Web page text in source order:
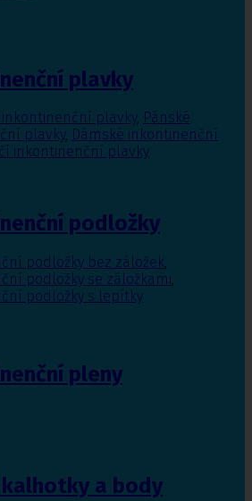
plavky
inkontinenční plavky, Pánské
plavky, Dámské inkontinenční
inkontinenční plavky
podložky
podložky bez záložek,
podložky se záložkami,
podložky s lepítky
pleny
kalhotky a body